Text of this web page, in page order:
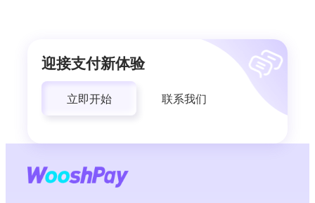
迎接支付新体验
立即开始 联系我们